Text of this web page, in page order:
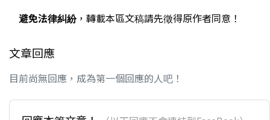
避免法律糾紛，轉載本區文稿請先徵得原作者同意！
文章回應
目前尚無回應，成為第一個回應的人吧！